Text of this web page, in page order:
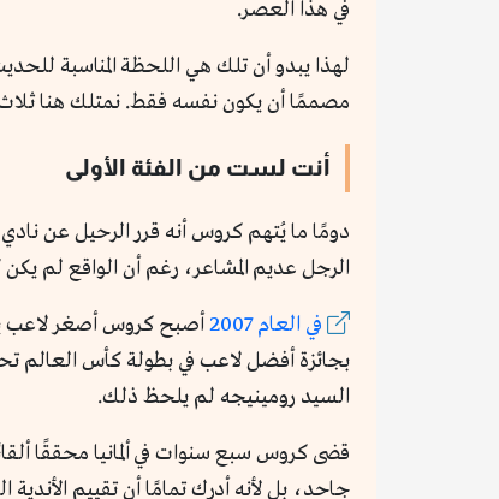
في هذا العصر.
لهذا يبدو أن تلك هي اللحظة المناسبة
مصممًا أن يكون نفسه فقط. نمتلك هنا ثلاث
أنت لست من الفئة الأولى
دومًا ما يُتهم كروس أنه قرر الرحيل عن
الرجل عديم المشاعر، رغم أن الواقع لم
في العام 2007
السيد رومينيجه لم يلحظ ذلك.
جاحد، بل لأنه أدرك تمامًا أن تقييم الأندية